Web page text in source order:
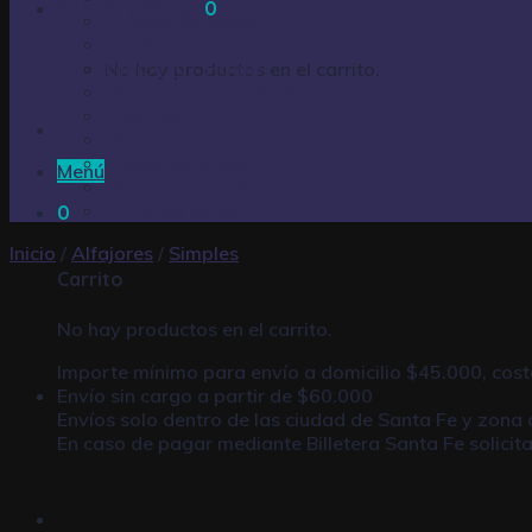
Carrito / 0
No hay productos en el carrito.
Menú
0
Carrito
No hay productos en el carrito.
Importe mínimo para envío a domicilio $45.000,
Envío sin cargo a partir de $60.000
Envíos solo dentro de las ciudad de Santa Fe y zona
En caso de pagar mediante Billetera Santa Fe
Huevos de pascua
Limpieza – Hogar
Inicio / Alfajores / Simples